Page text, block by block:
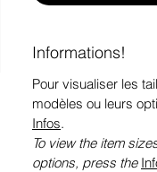
Informations!
Pour visualiser les
modèles ou leurs
Infos.
To view the item
options, press the